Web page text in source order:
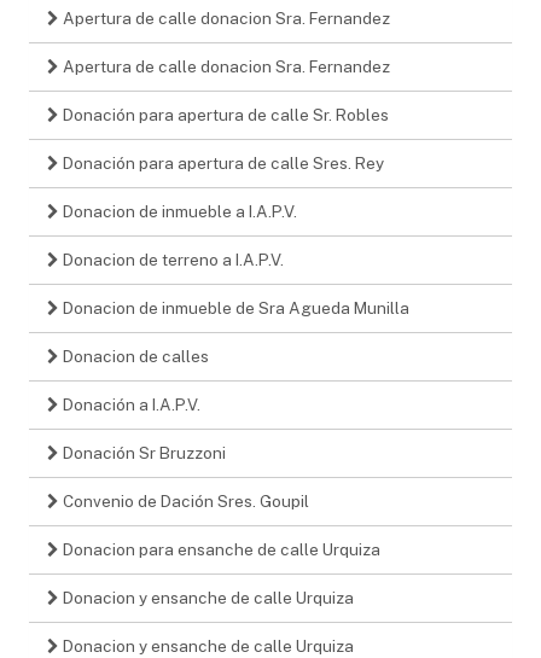
Apertura de calle donacion Sra. Fernandez
Apertura de calle donacion Sra. Fernandez
Donación para apertura de calle Sr. Robles
Donación para apertura de calle Sres. Rey
Donacion de inmueble a I.A.P.V.
Donacion de terreno a I.A.P.V.
Donacion de inmueble de Sra Agueda Munilla
Donacion de calles
Donación a I.A.P.V.
Donación Sr Bruzzoni
Convenio de Dación Sres. Goupil
Donacion para ensanche de calle Urquiza
Donacion y ensanche de calle Urquiza
Donacion y ensanche de calle Urquiza